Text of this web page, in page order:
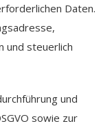
Daten.
und steuerlich
und
sowie zur